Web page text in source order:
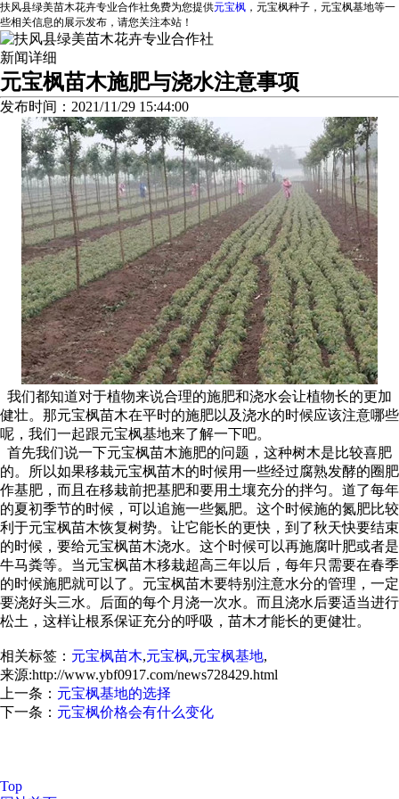
扶风县绿美苗木花卉专业合作社免费为您提供元宝枫 ，元宝枫种子，元宝枫基地等一
些相关信息的展示发布，请您关注本站！
新闻详细
元宝枫苗木施肥与浇水注意事项
发布时间：2021/11/29 15:44:00
我们都知道对于植物来说合理的施肥和浇水会让植物长的更加
健壮。那元宝枫苗木在平时的施肥以及浇水的时候应该注意哪些
呢，我们一起跟元宝枫基地来了解一下吧。
首先我们说一下元宝枫苗木施肥的问题，这种树木是比较喜肥
的。所以如果移栽元宝枫苗木的时候用一些经过腐熟发酵的圈肥
作基肥，而且在移栽前把基肥和要用土壤充分的拌匀。道了每年
的夏初季节的时候，可以追施一些氮肥。这个时候施的氮肥比较
利于元宝枫苗木恢复树势。让它能长的更快，到了秋天快要结束
的时候，要给元宝枫苗木浇水。这个时候可以再施腐叶肥或者是
牛马粪等。当元宝枫苗木移栽超高三年以后，每年只需要在春季
的时候施肥就可以了。元宝枫苗木要特别注意水分的管理，一定
要浇好头三水。后面的每个月浇一次水。而且浇水后要适当进行
松土，这样让根系保证充分的呼吸，苗木才能长的更健壮。
相关标签： 元宝枫苗木,元宝枫,元宝枫基地,
来源:http://www.ybf0917.com/news728429.html
上一条： 元宝枫基地的选择
下一条： 元宝枫价格会有什么变化
Top